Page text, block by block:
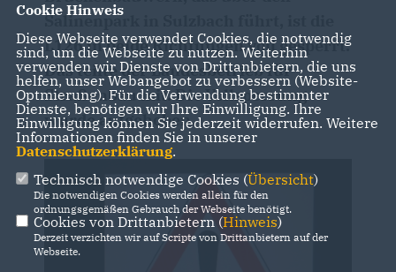
Salinenpark in Sulzbach führt, ist die
L126 in beide Richtungen voll gesperrt.
Das teilte der Landesbetrieb für
Straßenbau mit.Die Vollsperrung
wurde aufgehoben.
Cookie Hinweis
Diese Webseite verwendet Cookies, die notwendig
sind, um die Webseite zu nutzen. Weiterhin
verwenden wir Dienste von Drittanbietern, die uns
helfen, unser Webangebot zu verbessern (Website-
Optmierung). Für die Verwendung bestimmter
Dienste, benötigen wir Ihre Einwilligung. Ihre
Einwilligung können Sie jederzeit widerrufen. Weitere
Informationen finden Sie in unserer
Datenschutzerklärung.
Technisch notwendige Cookies (Übersicht)
Die notwendigen Cookies werden allein für den
ordnungsgemäßen Gebrauch der Webseite benötigt.
Cookies von Drittanbietern (Hinweis)
Derzeit verzichten wir auf Scripte von Drittanbietern auf der
Webseite.